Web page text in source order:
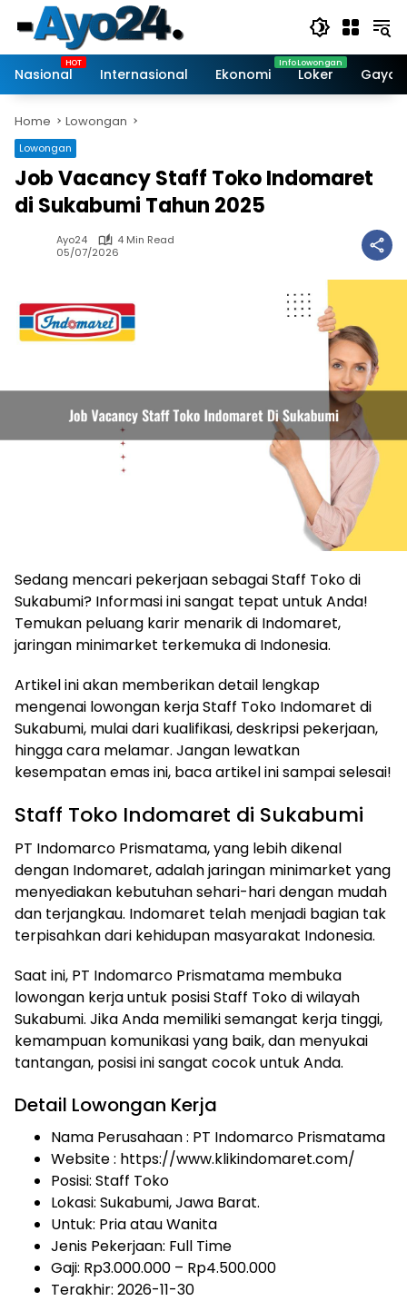
content
Nasional
Internasional Ekonomi Loker Gaya
Home Lowongan
Lowongan
Job Vacancy Staff Toko Indomaret
di Sukabumi Tahun 2025
Ayo24
4 Min Read
05/07/2026
Sedang mencari pekerjaan sebagai Staff Toko di
Sukabumi? Informasi ini sangat tepat untuk Anda!
Temukan peluang karir menarik di Indomaret,
jaringan minimarket terkemuka di Indonesia.
Artikel ini akan memberikan detail lengkap
mengenai lowongan kerja Staff Toko Indomaret di
Sukabumi, mulai dari kualifikasi, deskripsi pekerjaan,
hingga cara melamar. Jangan lewatkan
kesempatan emas ini, baca artikel ini sampai selesai!
Staff Toko Indomaret di Sukabumi
PT Indomarco Prismatama, yang lebih dikenal
dengan Indomaret, adalah jaringan minimarket yang
menyediakan kebutuhan sehari-hari dengan mudah
dan terjangkau. Indomaret telah menjadi bagian tak
terpisahkan dari kehidupan masyarakat Indonesia.
Saat ini, PT Indomarco Prismatama membuka
lowongan kerja untuk posisi Staff Toko di wilayah
Sukabumi. Jika Anda memiliki semangat kerja tinggi,
kemampuan komunikasi yang baik, dan menyukai
tantangan, posisi ini sangat cocok untuk Anda.
Detail Lowongan Kerja
Nama Perusahaan : PT Indomarco Prismatama
Website : https://www.klikindomaret.com/
Posisi: Staff Toko
Lokasi: Sukabumi, Jawa Barat.
Untuk: Pria atau Wanita
Jenis Pekerjaan: Full Time
Gaji: Rp3.000.000 – Rp4.500.000
Terakhir: 2026-11-30